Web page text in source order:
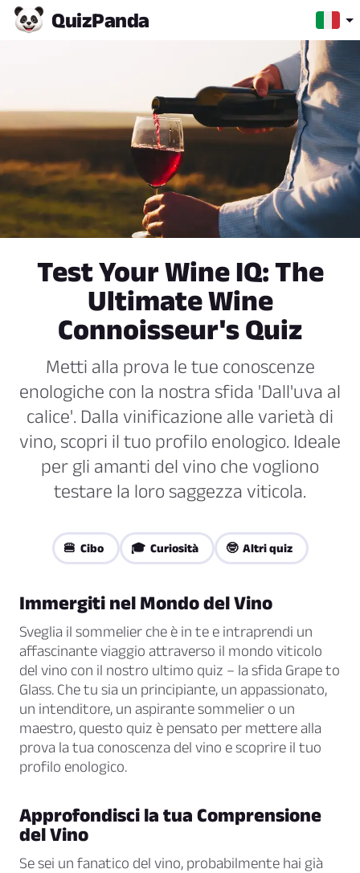
QuizPanda
Test Your Wine IQ: The
Ultimate Wine
Connoisseur's Quiz
Metti alla prova le tue conoscenze
enologiche con la nostra sfida 'Dall'uva al
calice'. Dalla vinificazione alle varietà di
vino, scopri il tuo profilo enologico. Ideale
per gli amanti del vino che vogliono
testare la loro saggezza viticola.
🍔 Cibo 🎓 Curiosità 🤓 Altri quiz
Immergiti nel Mondo del Vino
Sveglia il sommelier che è in te e intraprendi un
affascinante viaggio attraverso il mondo viticolo
del vino con il nostro ultimo quiz – la sfida Grape to
Glass. Che tu sia un principiante, un appassionato,
un intenditore, un aspirante sommelier o un
maestro, questo quiz è pensato per mettere alla
prova la tua conoscenza del vino e scoprire il tuo
profilo enologico.
Approfondisci la tua Comprensione
del Vino
Se sei un fanatico del vino, probabilmente hai già